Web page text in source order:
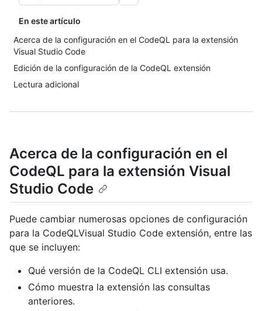
En este artículo
Acerca de la configuración en el CodeQL para la extensión
Visual Studio Code
Edición de la configuración de la CodeQL extensión
Lectura adicional
Acerca de la configuración en el
CodeQL para la extensión Visual
Studio Code
Puede cambiar numerosas opciones de configuración
para la CodeQLVisual Studio Code extensión, entre las
que se incluyen:
Qué versión de la CodeQL CLI extensión usa.
Cómo muestra la extensión las consultas
anteriores.